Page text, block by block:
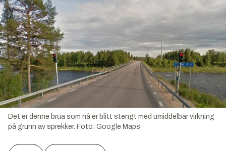
Det er denne brua som nå er blitt stengt med umiddelbar virkning
på grunn av sprekker. Foto: Google Maps